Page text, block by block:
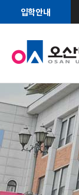
입학안내